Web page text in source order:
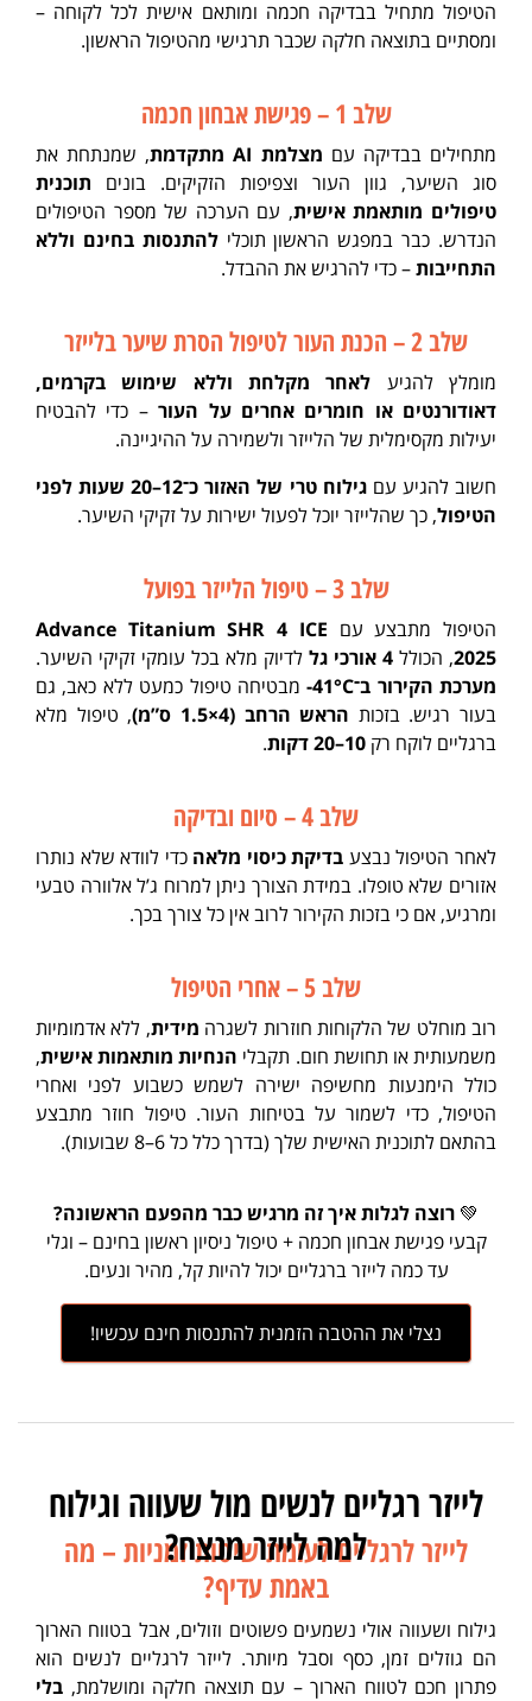
הטיפול מתחיל בבדיקה חכמה ומותאם אישית לכל לקוחה –
ומסתיים בתוצאה חלקה שכבר תרגישי מהטיפול הראשון.
שלב 1 – פגישת אבחון חכמה
מתחילים בבדיקה עם מצלמת AI מתקדמת
, שמנתחת את
סוג השיער, גוון העור וצפיפות הזקיקים. בונים תוכנית
טיפולים מותאמת אישית, עם הערכה של מספר הטיפולים
הנדרש. כבר במפגש הראשון תוכלילהתנסות בחינם וללא
התחייבות– כדי להרגיש את ההבדל.
שלב 2 – הכנת העור לטיפול הסרת שיער בלייזר
מומלץ להגיע לאחר מקלחת וללא שימוש בקרמים,
דאודורנטים או חומרים אחרים על העור– כדי להבטיח
יעילות מקסימלית של הלייזר ולשמירה על ההיגיינה.
חשוב להגיע עם
גילוח טרי של האזור כ־12–20 שעות לפני
הטיפול, כך שהלייזר יוכל לפעול ישירות על זקיקי השיער.
שלב 3 – טיפול הלייזר בפועל
הטיפול מתבצע עם Advance Titanium SHR 4 ICE
2025, הכולל 4 אורכי גל
לדיוק מלא בכל עומקי זקיקי השיער.
מערכת הקירור ב־‎-41°C
מבטיחה טיפול כמעט ללא כאב, גם
בעור רגיש. בזכות הראש הרחב (4×1.5 ס”מ)
, טיפול מלא
ברגליים לוקח רק 10–20 דקות .
שלב 4 – סיום ובדיקה
לאחר הטיפול נבצע בדיקת כיסוי מלאה כדי לוודא שלא נותרו
אזורים שלא טופלו. במידת הצורך ניתן למרוח ג’ל אלוורה טבעי
ומרגיע, אם כי בזכות הקירור לרוב אין כל צורך בכך.
שלב 5 – אחרי הטיפול
רוב מוחלט של הלקוחות חוזרות לשגרה מידית, ללא אדמומיות
משמעותית או תחושת חום. תקבלי הנחיות מותאמות אישית,
כולל הימנעות מחשיפה ישירה לשמש כשבוע לפני ואחרי
הטיפול, כדי לשמור על בטיחות העור. טיפול חוזר מתבצע
בהתאם לתוכנית האישית שלך (בדרך כלל כל 6–8 שבועות).
💚 רוצה לגלות איך זה מרגיש כבר מהפעם הראשונה?
קבעי פגישת אבחון חכמה + טיפול ניסיון ראשון בחינם – וגלי
עד כמה לייזר ברגליים יכול להיות קל, מהיר ונעים.
נצלי את ההטבה הזמנית להתנסות חינם עכשיו!
לייזר לרגליים לעומת שיטות זמניות – מה
באמת עדיף?
גילוח ושעווה אולי נשמעים פשוטים וזולים, אבל בטווח הארוך
הם גוזלים זמן, כסף וסבל מיותר. לייזר לרגליים לנשים הוא
פתרון חכם לטווח הארוך – עם תוצאה חלקה ומושלמת, בלי
לייזר רגליים לנשים מול שעווה וגילוח
למה לייזר מנצח?